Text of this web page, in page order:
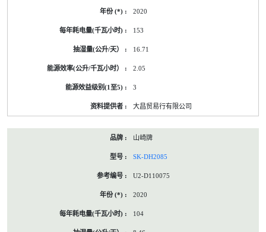
2020
153
16.71
2.05
3
大昌贸易行有限公司
山崎牌
SK-DH2085
U2-D110075
2020
104